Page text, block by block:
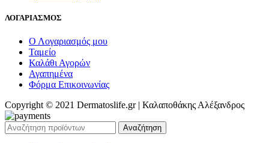
ΛΟΓΑΡΙΑΣΜΟΣ
Ο Λογαριασμός μου
Ταμείο
Καλάθι Αγορών
Αγαπημένα
Φόρμα Επικοινωνίας
Copyright © 2021 Dermatoslife.gr | Καλαποθάκης Αλέξανδρος
Αναζήτηση